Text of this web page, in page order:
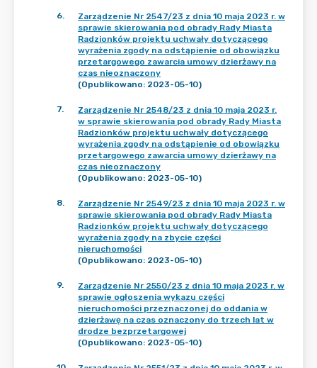
6.
Zarządzenie Nr 2547/23 z dnia 10 maja 2023 r. w
sprawie skierowania pod obrady Rady Miasta
Radzionków projektu uchwały dotyczącego
wyrażenia zgody na odstąpienie od obowiązku
przetargowego zawarcia umowy dzierżawy na
czas nieoznaczony
(Opublikowano: 2023-05-10)
7.
Zarządzenie Nr 2548/23 z dnia 10 maja 2023 r.
w sprawie skierowania pod obrady Rady Miasta
Radzionków projektu uchwały dotyczącego
wyrażenia zgody na odstąpienie od obowiązku
przetargowego zawarcia umowy dzierżawy na
czas nieoznaczony
(Opublikowano: 2023-05-10)
8.
Zarządzenie Nr 2549/23 z dnia 10 maja 2023 r. w
sprawie skierowania pod obrady Rady Miasta
Radzionków projektu uchwały dotyczącego
wyrażenia zgody na zbycie części
nieruchomości
(Opublikowano: 2023-05-10)
9.
Zarządzenie Nr 2550/23 z dnia 10 maja 2023 r. w
sprawie ogłoszenia wykazu części
nieruchomości przeznaczonej do oddania w
dzierżawę na czas oznaczony do trzech lat w
drodze bezprzetargowej
(Opublikowano: 2023-05-10)